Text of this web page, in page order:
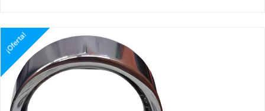
¡Oferta!